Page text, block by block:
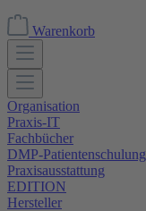
Warenkorb
Organisation
Praxis-IT
Fachbücher
DMP-
Praxisausstattung
EDITION
Hersteller